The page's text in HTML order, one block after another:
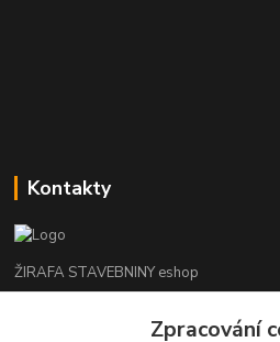
Kontakty
ŽIRAFA STAVEBNINY eshop
+420 312 685 342Zpracování